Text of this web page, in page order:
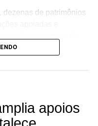
dezenas de patrimônios
que demonstra que
reforçam seu
do Rio Grande do
e comprometido em
apoios